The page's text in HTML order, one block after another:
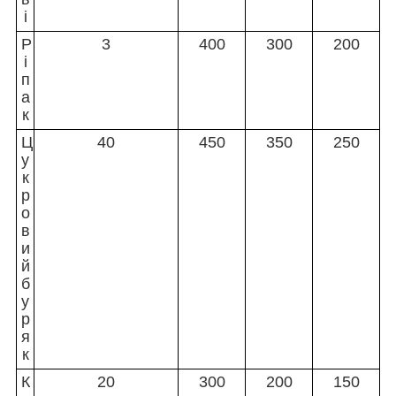
і
Р
і
п
а
к
3 400 300 200
Ц
у
к
р
о
в
и
й
б
у
р
я
к
40 450 350 250
К
20 300 200 150